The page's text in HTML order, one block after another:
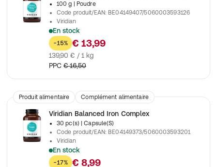
100 g
| Poudre
Code produit/EAN: BE04149407/5060003593126
Viridian
En stock
Combinaison de calcium, magnésium, zinc et vitamine C en
-15% € 13,99
139,90 € / 1 kg
PPC € 16,50
Produit alimentaire Complément alimentaire
Viridian Balanced Iron Complex
30 pc(s)
| Capsule(S)
Code produit/EAN: BE04149373/5060003593201
Viridian
En stock
Contient 15 mg de fer facilement absorbable (bisglycinate).
-17% € 8,99